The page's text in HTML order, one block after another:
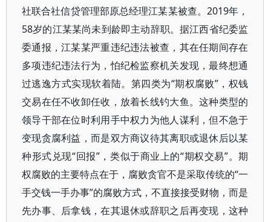
社联合社信贷管理部原总经理江某某被查。2019年，
58岁的江某某尚未到龄即主动辞职。据江西省纪委监
委通报，江某某严重违纪违法被查，其在任期间存在
多项违纪违法行为，怕纪检监察机关发现，最终想通
过逃逸方式实现软着陆。第四类为“期权腐败”，权钱
交易在任不收卸任收，放着长线钓大鱼。这种类型的
领导干部在位时利用手中权力为他人谋利，但不急于
变现贪腐利益，而是双方商议待其离职或退休后以某
种形式兑现“回报”，类似于商业上的“期权交易”。期
权腐败的主要特点在于，腐败贪官不是采取传统的“一
手交钱一手办事”的腐败方式，不直接接受财物，而是
先办事、后拿钱，在其退休或辞职之后再变现，这种